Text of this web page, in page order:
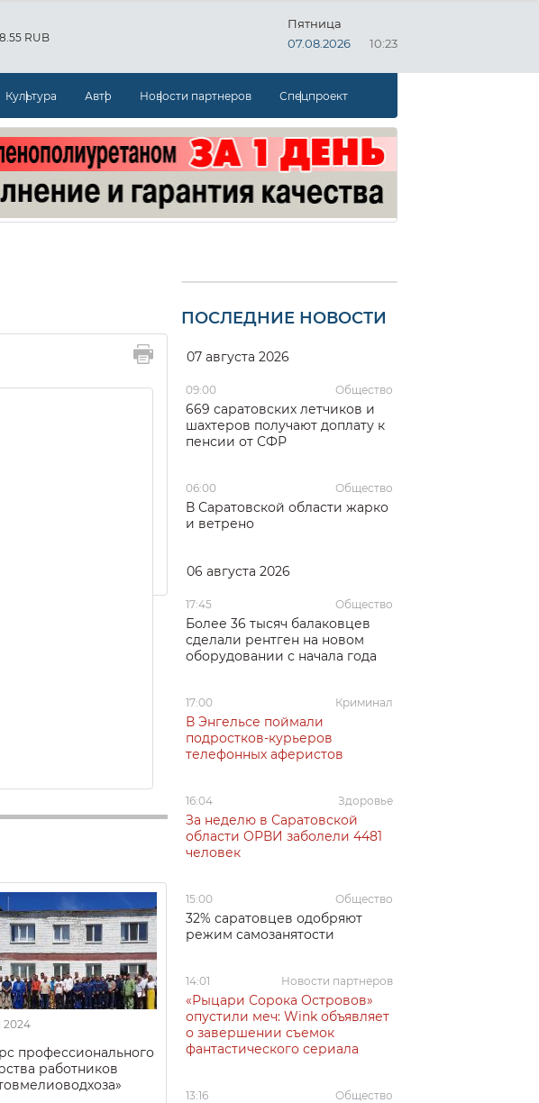
RUB
Пятница
07.08.2026
10:23
Культура Авто Новости партнеров Спецпроект
2024
профессионального
работников
ПОСЛЕДНИЕ НОВОСТИ
07 августа 2026
09:00 Общество
669 саратовских летчиков и
шахтеров получают доплату к
пенсии от СФР
06:00 Общество
В Саратовской области жарко
и ветрено
06 августа 2026
17:45 Общество
Более 36 тысяч балаковцев
сделали рентген на новом
оборудовании с начала года
17:00 Криминал
В Энгельсе поймали
подростков-курьеров
телефонных аферистов
16:04 Здоровье
За неделю в Саратовской
области ОРВИ заболели 4481
человек
15:00 Общество
32% саратовцев одобряют
режим самозанятости
14:01 Новости партнеров
«Рыцари Сорока Островов»
опустили меч: Wink объявляет
о завершении съемок
фантастического сериала
13:16 Общество